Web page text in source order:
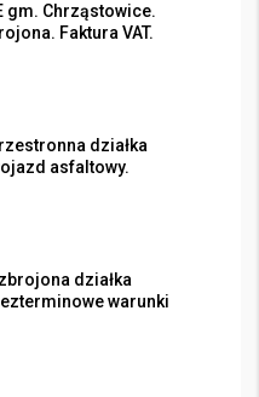
gm. Chrząstowice.
Faktura VAT.
działka
asfaltowy.
działka
warunki